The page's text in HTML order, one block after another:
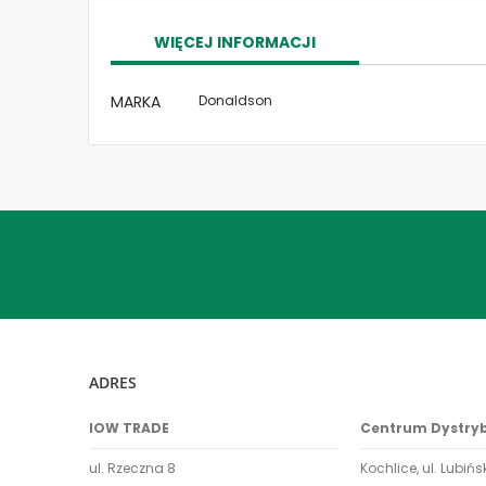
galleryWIĘCEJ INFORMACJI
Więcej
informacji
MARKA Donaldson
ADRES
IOW TRADE
ul. Rzeczna 8
Centrum
Kochlice, ul.